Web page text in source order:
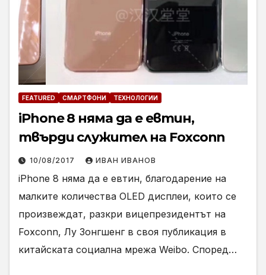
FEATURED СМАРТФОНИ ТЕХНОЛОГИИ
iPhone 8 няма да е евтин,
твърди служител на Foxconn
10/08/2017 ИВАН ИВАНОВ
iPhone 8 няма да е евтин, благодарение на
малките количества OLED дисплеи, които се
произвеждат, разкри вицепрезидентът на
Foxconn, Лу Зонгшенг в своя публикация в
китайската социална мрежа Weibo. Според…